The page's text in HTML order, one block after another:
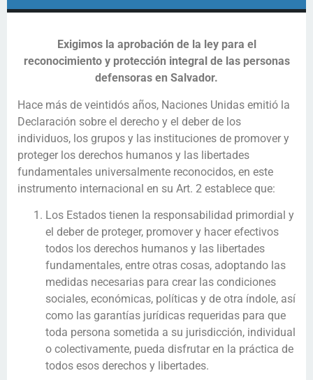
Exigimos la aprobación de la ley para el
reconocimiento y protección integral de las personas
defensoras en Salvador.
Hace más de veintidós años, Naciones Unidas emitió la
Declaración sobre el derecho y el deber de los
individuos, los grupos y las instituciones de promover y
proteger los derechos humanos y las libertades
fundamentales universalmente reconocidos, en este
instrumento internacional en su Art. 2 establece que:
Los Estados tienen la responsabilidad primordial y
el deber de proteger, promover y hacer efectivos
todos los derechos humanos y las libertades
fundamentales, entre otras cosas, adoptando las
medidas necesarias para crear las condiciones
sociales, económicas, políticas y de otra índole, así
como las garantías jurídicas requeridas para que
toda persona sometida a su jurisdicción, individual
o colectivamente, pueda disfrutar en la práctica de
todos esos derechos y libertades.